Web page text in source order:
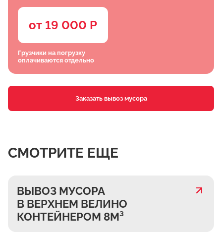
от 19 000 Р
Грузчики на погрузку
оплачиваются отдельно
Заказать вывоз мусора
СМОТРИТЕ ЕЩЕ
ВЫВОЗ МУСОРА
В ВЕРХНЕМ ВЕЛИНО
КОНТЕЙНЕРОМ 8М³